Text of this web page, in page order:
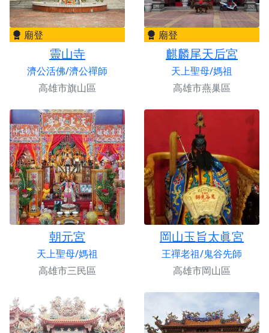
廟登
靈山寺
濟公活佛/濟公禪師
高雄市旗山區
廟登
麒麟尾天后宮
天上聖母/媽祖
高雄市燕巢區
朝元宮
天上聖母/媽祖
高雄市三民區
岡山玉旨太眞宮
王禪老祖/鬼谷先師
高雄市岡山區